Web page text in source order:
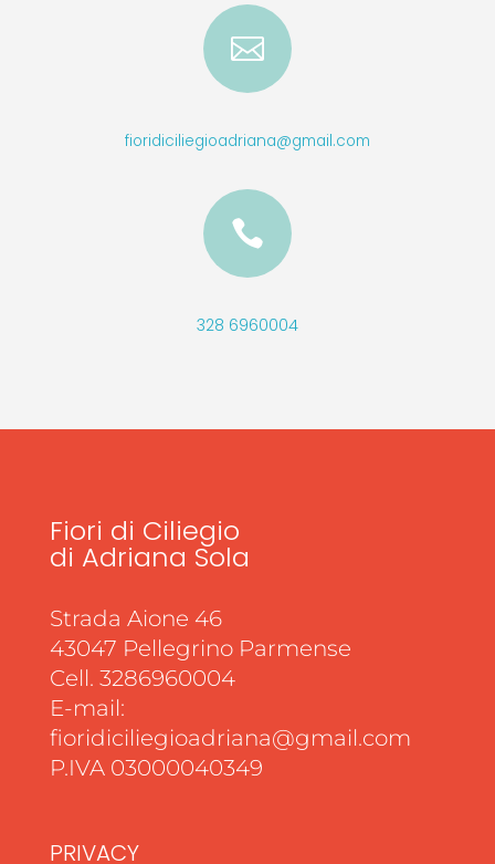

fioridiciliegioadriana@gmail.com

328 6960004
Fiori di Ciliegio
di Adriana Sola
Strada Aione 46
43047 Pellegrino Parmense
Cell. 3286960004
E-mail:
fioridiciliegioadriana@gmail.com
P.IVA 03000040349
PRIVACY